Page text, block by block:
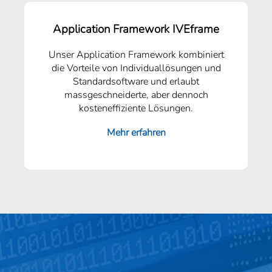
Application Framework IVEframe
Unser Application Framework kombiniert
die Vorteile von Individuallösungen und
Standardsoftware und erlaubt
massgeschneiderte, aber dennoch
kosteneffiziente Lösungen.
Mehr erfahren